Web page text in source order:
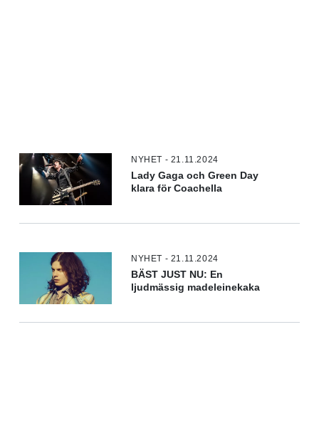
NYHET - 21.11.2024
Lady Gaga och Green Day
klara för Coachella
NYHET - 21.11.2024
BÄST JUST NU: En
ljudmässig madeleinekaka